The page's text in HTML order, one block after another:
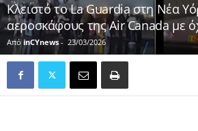
Κλειστό το La Guardia στη Νέα
αεροσκάφους της Air Canada με
Από inCYnews - 23/03/2026